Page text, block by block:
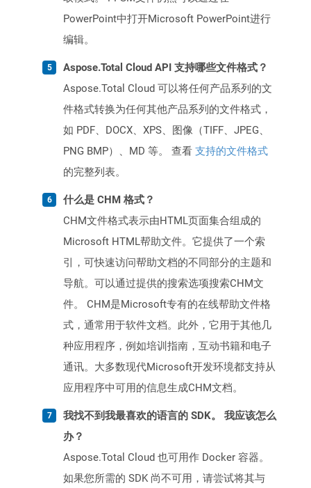
PowerPoint中打开Microsoft PowerPoint进行
编辑。
Aspose.Total Cloud API 支持哪些文件格式？
Aspose.Total Cloud 可以将任何产品系列的文
件格式转换为任何其他产品系列的文件格式，
如 PDF、DOCX、XPS、图像（TIFF、JPEG、
PNG BMP）、MD 等。 查看 支持的文件格式
的完整列表。
什么是 CHM 格式？
CHM文件格式表示由HTML页面集合组成的
Microsoft HTML帮助文件。它提供了一个索
引，可快速访问帮助文档的不同部分的主题和
导航。可以通过提供的搜索选项搜索CHM文
件。 CHM是Microsoft专有的在线帮助文​​件格
式，通常用于软件文档。此外，它用于其他几
种应用程序，例如培训指南，互动书籍和电子
通讯。大多数现代Microsoft开发环境都支持从
应用程序中可用的信息生成CHM文档。
我找不到我最喜欢的语言的 SDK。 我应该怎么
办？
Aspose.Total Cloud 也可用作 Docker 容器。
如果您所需的 SDK 尚不可用，请尝试将其与